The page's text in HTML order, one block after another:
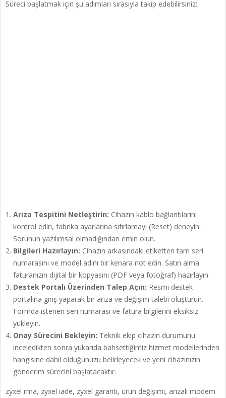
Süreci başlatmak için şu adımları sırasıyla takip edebilirsiniz:
Arıza Tespitini Netleştirin: Cihazın kablo bağlantılarını
kontrol edin, fabrika ayarlarına sıfırlamayı (Reset) deneyin.
Sorunun yazılımsal olmadığından emin olun.
Bilgileri Hazırlayın: Cihazın arkasındaki etiketten tam seri
numarasını ve model adını bir kenara not edin. Satın alma
faturanızın dijital bir kopyasını (PDF veya fotoğraf) hazırlayın.
Destek Portalı Üzerinden Talep Açın: Resmi destek
portalına giriş yaparak bir arıza ve değişim talebi oluşturun.
Formda istenen seri numarası ve fatura bilgilerini eksiksiz
yükleyin.
Onay Sürecini Bekleyin: Teknik ekip cihazın durumunu
inceledikten sonra yukarıda bahsettiğimiz hizmet modellerinden
hangisine dahil olduğunuzu belirleyecek ve yeni cihazınızın
gönderim sürecini başlatacaktır.
zyxel rma, zyxel iade, zyxel garanti, ürün değişimi, arızalı modem